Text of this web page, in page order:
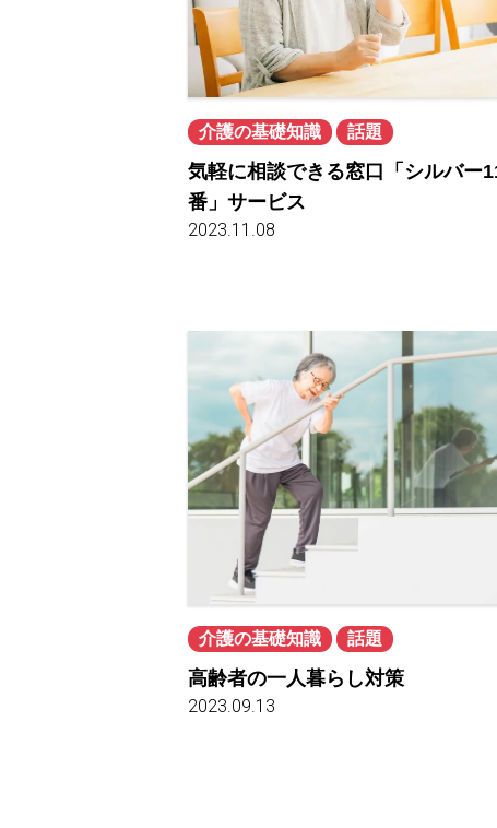
介護の基礎知識 話題
気軽に相談できる窓口「シルバー
番」サービス
2023.11.08
介護の基礎知識 話題
高齢者の一人暮らし対策
2023.09.13